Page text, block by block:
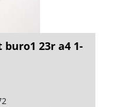
23r a4 1-